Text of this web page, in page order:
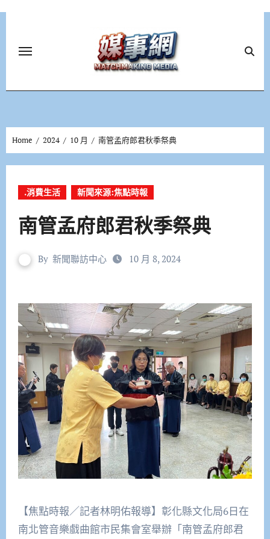
Home 2024 10 月 南管孟府郎君秋季祭典
.消費生活 新聞來源:焦點時報
南管孟府郎君秋季祭典
By 新聞聯訪中心 10 月 8, 2024
【焦點時報／記者林明佑報導】彰化縣文化局6日在
南北管音樂戲曲館市民集會室舉辦「南管孟府郎君